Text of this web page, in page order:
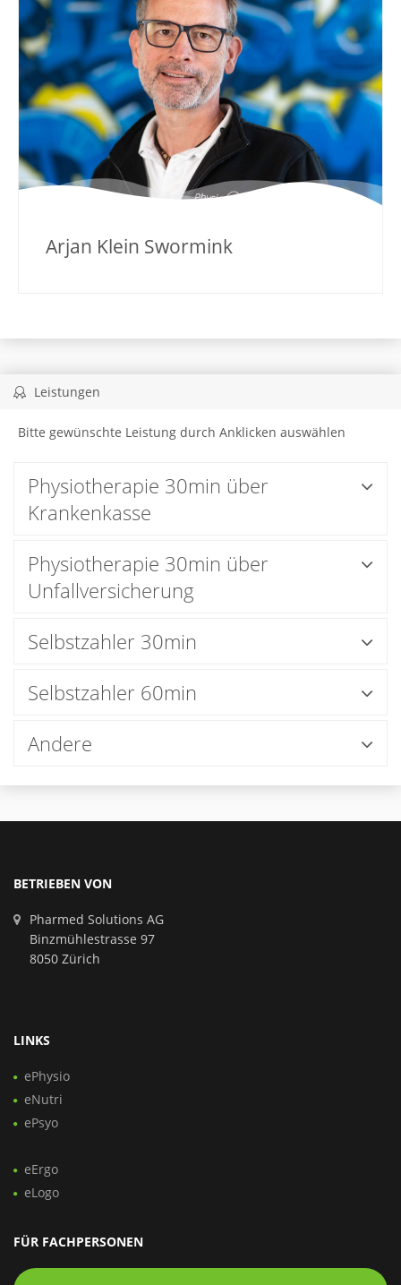
Arjan Klein Swormink
Leistungen
Bitte gewünschte Leistung durch Anklicken auswählen
Physiotherapie 30min über
Krankenkasse
Physiotherapie 30min über
Unfallversicherung
Selbstzahler 30min
Selbstzahler 60min
Andere
BETRIEBEN VON
Pharmed Solutions AG
Binzmühlestrasse 97
8050 Zürich
LINKS
ePhysio
eNutri
ePsyo
eErgo
eLogo
FÜR FACHPERSONEN